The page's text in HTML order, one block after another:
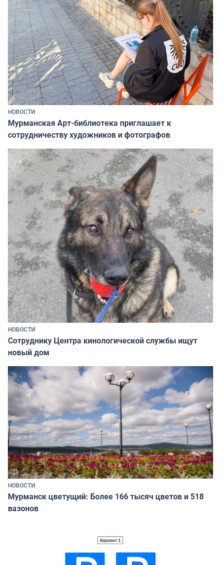
НОВОСТИ
Мурманская Арт-библиотека приглашает к
сотрудничеству художников и фотографов
НОВОСТИ
Сотруднику Центра кинологической службы ищут
новый дом
НОВОСТИ
Мурманск цветущий: Более 166 тысяч цветов и 518
вазонов